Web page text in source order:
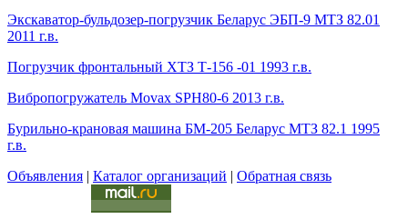
Экскаватор-бульдозер-погрузчик Беларус ЭБП-9 МТЗ 82.01
2011 г.в.
Погрузчик фронтальный ХТЗ Т-156 -01 1993 г.в.
Вибропогружатель Movax SPH80-6 2013 г.в.
Бурильно-крановая машина БМ-205 Беларус МТЗ 82.1 1995
г.в.
Объявления | Каталог организаций | Обратная связь